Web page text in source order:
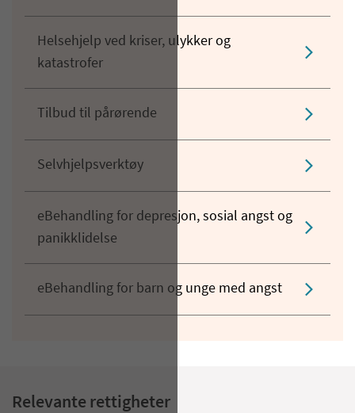
Helsehjelp ved kriser, ulykker og
katastrofer
Tilbud til pårørende
Selvhjelpsverktøy
eBehandling for depresjon, sosial angst og
panikklidelse
eBehandling for barn og unge med angst
Relevante rettigheter